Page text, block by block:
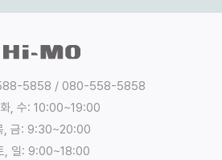
5858 / 080-558-5858
, 수: 10:00~19:00
, 금: 9:30~20:00
, 일: 9:00~18:00